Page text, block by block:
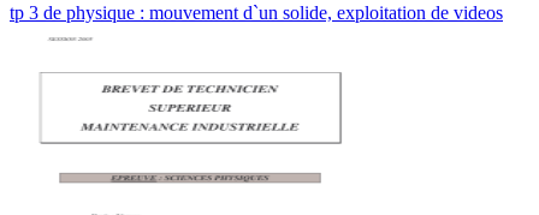
tp 3 de physique : mouvement d`un solide, exploitation de videos